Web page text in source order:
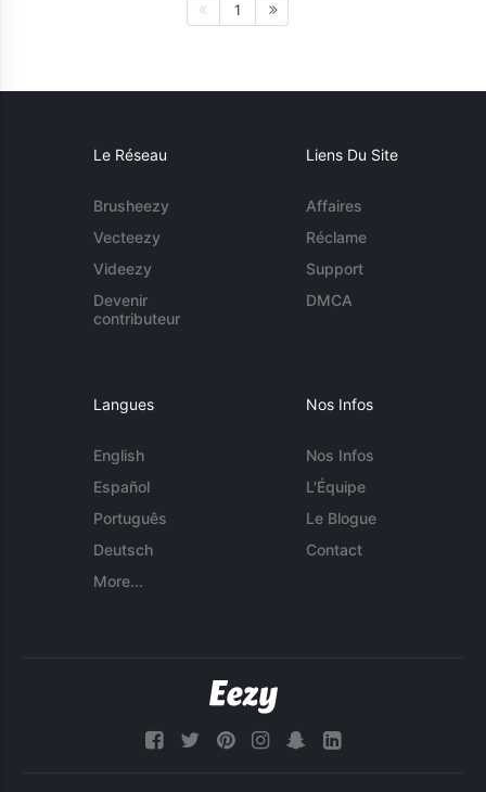
1
Le Réseau
Brusheezy
Vecteezy
Videezy
Devenir
contributeur
Liens Du Site
Affaires
Réclame
Support
DMCA
Langues
English
Español
Português
Deutsch
More...
Nos Infos
Nos Infos
L'Équipe
Le Blogue
Contact